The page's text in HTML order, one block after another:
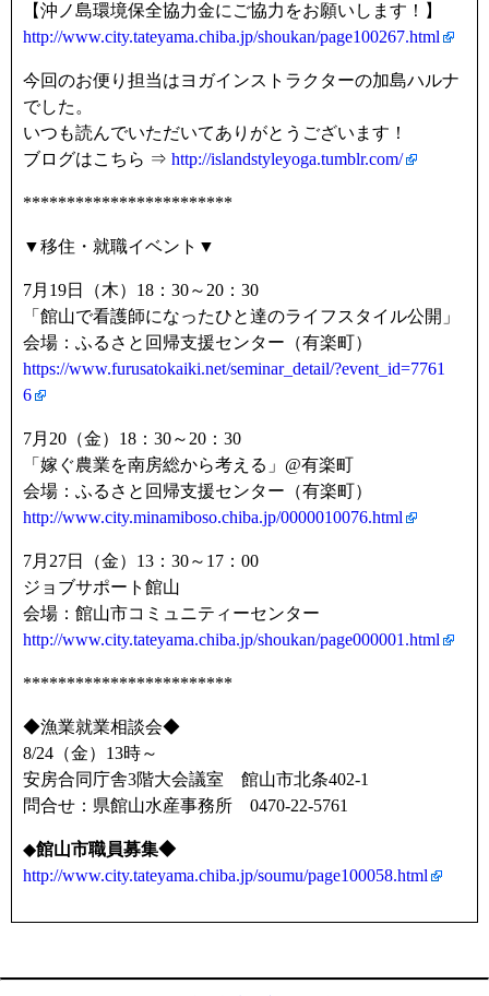
【沖ノ島環境保全協力金にご協力をお願いします！】
http://www.city.tateyama.chiba.jp/shoukan/page100267.html
今回のお便り担当はヨガインストラクターの加島ハルナ
でした。
いつも読んでいただいてありがとうございます！
ブログはこちら ⇒ http://islandstyleyoga.tumblr.com/
************************
▼移住・就職イベント▼
7月19日（木）18：30～20：30
「館山で看護師になったひと達のライフスタイル公開」
会場：ふるさと回帰支援センター（有楽町）
https://www.furusatokaiki.net/seminar_detail/?event_id=7761
6
7月20（金）18：30～20：30
「嫁ぐ農業を南房総から考える」@有楽町
会場：ふるさと回帰支援センター（有楽町）
http://www.city.minamiboso.chiba.jp/0000010076.html
7月27日（金）13：30～17：00
ジョブサポート館山
会場：館山市コミュニティーセンター
http://www.city.tateyama.chiba.jp/shoukan/page000001.html
************************
◆漁業就業相談会◆
8/24（金）13時～
安房合同庁舎3階大会議室 館山市北条402-1
問合せ：県館山水産事務所 0470-22-5761
◆館山市職員募集◆
http://www.city.tateyama.chiba.jp/soumu/page100058.html